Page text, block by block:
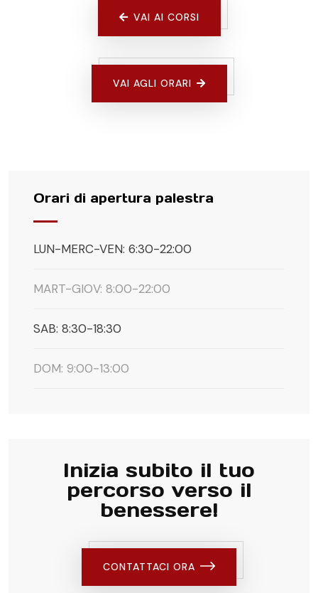
VAI AI CORSI
VAI AGLI ORARI
Orari di apertura palestra
LUN-MERC-VEN: 6:30-22:00
MART-GIOV: 8:00-22:00
SAB: 8:30-18:30
DOM: 9:00-13:00
Inizia subito il tuo
percorso verso il
benessere!
CONTATTACI ORA